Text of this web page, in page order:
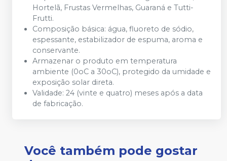
Hortelã, Frustas Vermelhas, Guaraná e Tutti-
Frutti.
Composição básica: água, fluoreto de sódio,
espessante, estabilizador de espuma, aroma e
conservante.
Armazenar o produto em temperatura
ambiente (0oC a 30oC), protegido da umidade e
exposição solar direta.
Validade: 24 (vinte e quatro) meses após a data
de fabricação.
Você também pode gostar